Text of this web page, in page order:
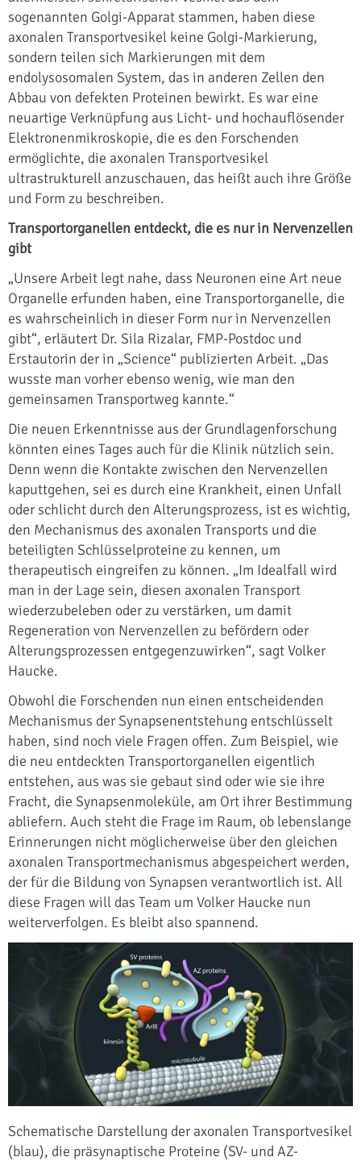
sogenannten Golgi-Apparat stammen, haben diese
axonalen Transportvesikel keine Golgi-Markierung,
sondern teilen sich Markierungen mit dem
endolysosomalen System, das in anderen Zellen den
Abbau von defekten Proteinen bewirkt. Es war eine
neuartige Verknüpfung aus Licht- und hochauflösender
Elektronenmikroskopie, die es den Forschenden
ermöglichte, die axonalen Transportvesikel
ultrastrukturell anzuschauen, das heißt auch ihre Größe
und Form zu beschreiben.
Transportorganellen entdeckt, die es nur in Nervenzellen
gibt
„Unsere Arbeit legt nahe, dass Neuronen eine Art neue
Organelle erfunden haben, eine Transportorganelle, die
es wahrscheinlich in dieser Form nur in Nervenzellen
gibt“, erläutert Dr. Sila Rizalar, FMP-Postdoc und
Erstautorin der in „Science“ publizierten Arbeit. „Das
wusste man vorher ebenso wenig, wie man den
gemeinsamen Transportweg kannte.“
Die neuen Erkenntnisse aus der Grundlagenforschung
könnten eines Tages auch für die Klinik nützlich sein.
Denn wenn die Kontakte zwischen den Nervenzellen
kaputtgehen, sei es durch eine Krankheit, einen Unfall
oder schlicht durch den Alterungsprozess, ist es wichtig,
den Mechanismus des axonalen Transports und die
beteiligten Schlüsselproteine zu kennen, um
therapeutisch eingreifen zu können. „Im Idealfall wird
man in der Lage sein, diesen axonalen Transport
wiederzubeleben oder zu verstärken, um damit
Regeneration von Nervenzellen zu befördern oder
Alterungsprozessen entgegenzuwirken“, sagt Volker
Haucke.
Obwohl die Forschenden nun einen entscheidenden
Mechanismus der Synapsenentstehung entschlüsselt
haben, sind noch viele Fragen offen. Zum Beispiel, wie
die neu entdeckten Transportorganellen eigentlich
entstehen, aus was sie gebaut sind oder wie sie ihre
Fracht, die Synapsenmoleküle, am Ort ihrer Bestimmung
abliefern. Auch steht die Frage im Raum, ob lebenslange
Erinnerungen nicht möglicherweise über den gleichen
axonalen Transportmechanismus abgespeichert werden,
der für die Bildung von Synapsen verantwortlich ist. All
diese Fragen will das Team um Volker Haucke nun
weiterverfolgen. Es bleibt also spannend.
Schematische Darstellung der axonalen Transportvesikel
(blau), die präsynaptische Proteine (SV- und AZ-